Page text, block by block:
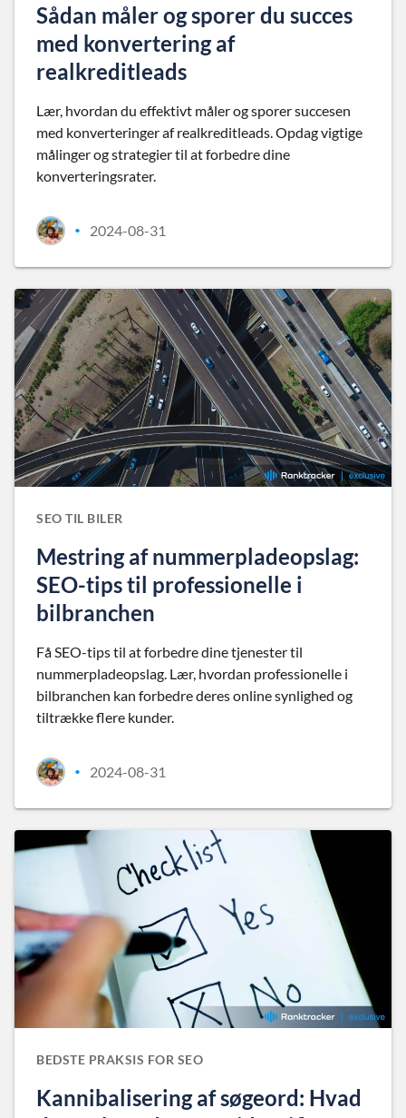
Sådan måler og sporer du succes
med konvertering af
realkreditleads
Lær, hvordan du effektivt måler og sporer succesen
med konverteringer af realkreditleads. Opdag vigtige
målinger og strategier til at forbedre dine
konverteringsrater.
• 2024-08-31
SEO TIL BILER
Mestring af nummerpladeopslag:
SEO-tips til professionelle i
bilbranchen
Få SEO-tips til at forbedre dine tjenester til
nummerpladeopslag. Lær, hvordan professionelle i
bilbranchen kan forbedre deres online synlighed og
tiltrække flere kunder.
• 2024-08-31
BEDSTE PRAKSIS FOR SEO
Kannibalisering af søgeord: Hvad